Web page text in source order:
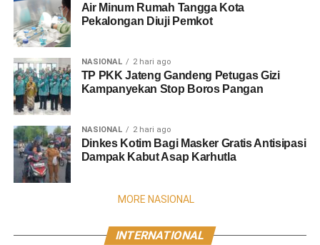
Air Minum Rumah Tangga Kota
Pekalongan Diuji Pemkot
NASIONAL 2 hari ago
TP PKK Jateng Gandeng Petugas Gizi
Kampanyekan Stop Boros Pangan
NASIONAL 2 hari ago
Dinkes Kotim Bagi Masker Gratis Antisipasi
Dampak Kabut Asap Karhutla
MORE NASIONAL
INTERNATIONAL